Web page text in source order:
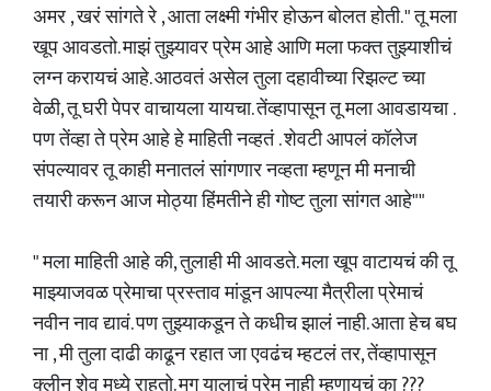
अमर , खरं सांगते रे , आता लक्ष्मी गंभीर होऊन बोलत होती. " तू मला
खूप आवडतो. माझं तुझ्यावर प्रेम आहे आणि मला फक्त तुझ्याशीचं
लग्न करायचं आहे. आठवतं असेल तुला दहावीच्या रिझल्ट च्या
वेळी, तू घरी पेपर वाचायला यायचा. तेंव्हापासून तू मला आवडायचा .
पण तेंव्हा ते प्रेम आहे हे माहिती नव्हतं . शेवटी आपलं कॉलेज
संपल्यावर तू काही मनातलं सांगणार नव्हता म्हणून मी मनाची
तयारी करून आज मोठ्या हिंमतीने ही गोष्ट तुला सांगत आहे""
" मला माहिती आहे की, तुलाही मी आवडते. मला खूप वाटायचं की तू
माझ्याजवळ प्रेमाचा प्रस्ताव मांडून आपल्या मैत्रीला प्रेमाचं
नवीन नाव द्यावं. पण तुझ्याकडून ते कधीच झालं नाही. आता हेच बघ
ना , मी तुला दाढी काढून रहात जा एवढंच म्हटलं तर, तेंव्हापासून